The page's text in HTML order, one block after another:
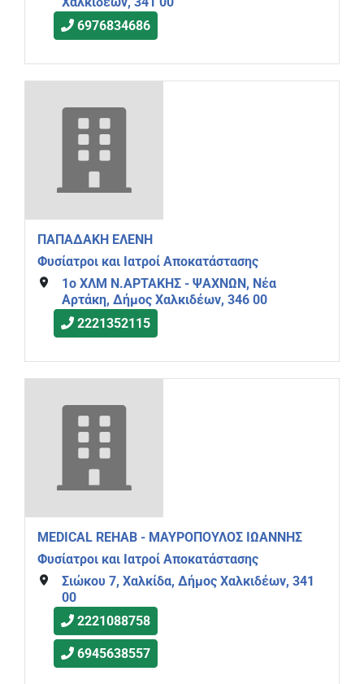
6976834686
ΠΑΠΑΔΑΚΗ ΕΛΕΝΗ
Φυσίατροι και Ιατροί Αποκατάστασης
1ο ΧΛΜ Ν.ΑΡΤΑΚΗΣ - ΨΑΧΝΩΝ, Νέα
Αρτάκη, Δήμος Χαλκιδέων, 346 00
2221352115
MEDICAL REHAB - ΜΑΥΡΟΠΟΥΛΟΣ ΙΩΑΝΝΗΣ
Φυσίατροι και Ιατροί Αποκατάστασης
Σιώκου 7, Χαλκίδα, Δήμος Χαλκιδέων, 341
00
2221088758
6945638557